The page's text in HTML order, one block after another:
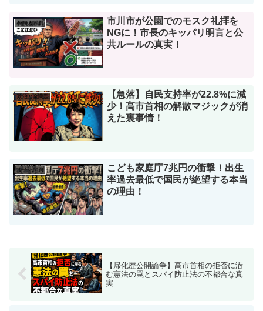
外国人問題
市川市が公園でのモスク礼拝を
NGに！市長のキッパリ明言と公
共ルールの真実！
政治と金問題
【急落】自民支持率が22.8%に減
少！高市首相の解散マジックが消
えた裏事情！
少子化問題
こども家庭庁7兆円の衝撃！出生
率過去最低で国民が絶望する本当
の理由！
【帰化歴公開論争】高市首相の拒否に潜
む憲法の罠とスパイ防止法の不都合な真
実